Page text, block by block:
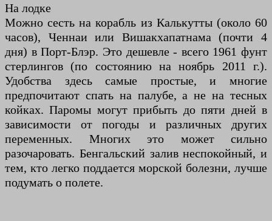
На лодке
Можно сесть на корабль из Калькутты (около 60
часов), Ченнаи или Вишакхапатнама (почти 4
дня) в Порт-Блэр. Это дешевле - всего 1961 фунт
стерлингов (по состоянию на ноябрь 2011 г.).
Удобства здесь самые простые, и многие
предпочитают спать на палубе, а не на тесных
койках. Паромы могут прибыть до пяти дней в
зависимости от погоды и различных других
переменных. Многих это может сильно
разочаровать. Бенгальский залив неспокойный, и
тем, кто легко поддается морской болезни, лучше
подумать о полете.